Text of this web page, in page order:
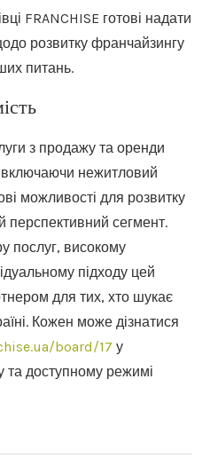
FRANCHISE готові надати
розвитку франчайзингу
питань.
з продажу та оренди
включаючи нежитловий
можливості для розвитку
перспективний сегмент.
послуг, високому
підходу цей
для тих, хто шукає
Кожен може дізнатися
board/17 у
доступному режимі